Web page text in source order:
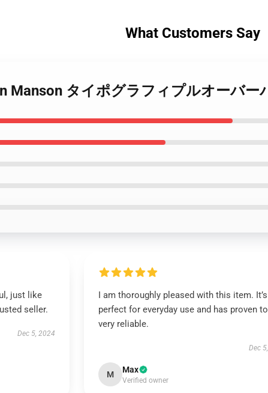
What Customers Say
Manson タイポグラフィプルオーバー
just like
seller.
Dec 5, 2024
I am thoroughly pleased with this item. It’s
perfect for everyday use and has proven
very reliable.
Dec
M Max
Verified owner